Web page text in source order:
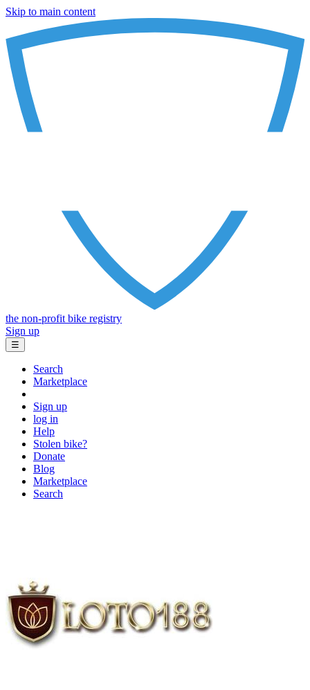
Skip to main content
the non-profit bike registry
Sign up
☰
Search
Marketplace
Sign up
log in
Help
Stolen bike?
Donate
Blog
Marketplace
Search